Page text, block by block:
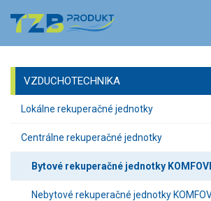
VZDUCHOTECHNIKA
Lokálne rekuperačné jednotky
Centrálne rekuperačné jednotky
Bytové rekuperačné jednotky
Nebytové rekuperačné jednotky